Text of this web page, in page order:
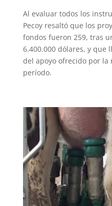
Al evaluar todos los
Pecoy resaltó que los
fondos fueron 259, tras
6.400.000 dólares, y que
del apoyo ofrecido por
período.